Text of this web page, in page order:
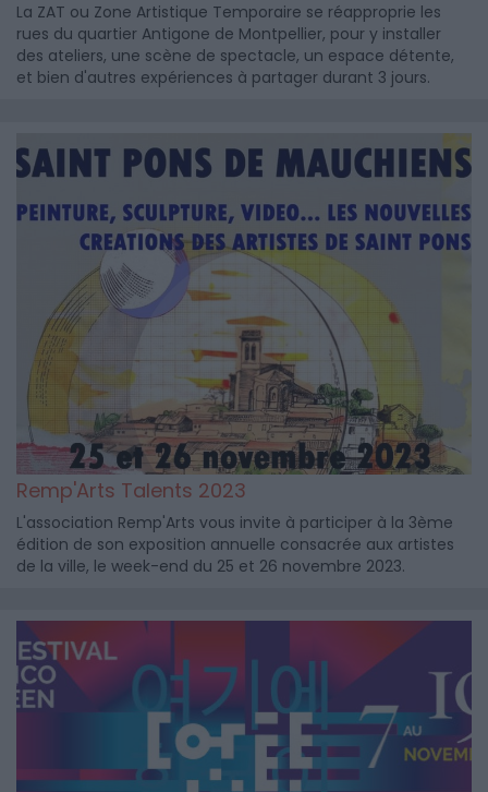
La ZAT ou Zone Artistique Temporaire se réapproprie les
rues du quartier Antigone de Montpellier, pour y installer
des ateliers, une scène de spectacle, un espace détente,
et bien d'autres expériences à partager durant 3 jours.
Remp'Arts Talents 2023
L'association Remp'Arts vous invite à participer à la 3ème
édition de son exposition annuelle consacrée aux artistes
de la ville, le week-end du 25 et 26 novembre 2023.